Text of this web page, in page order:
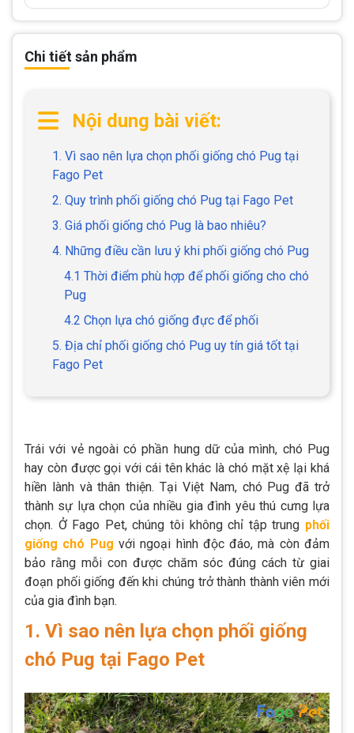
Chi tiết sản phẩm
Nội dung bài viết:
1. Vì sao nên lựa chọn phối giống chó Pug tại
Fago Pet
2. Quy trình phối giống chó Pug tại Fago Pet
3. Giá phối giống chó Pug là bao nhiêu?
4. Những điều cần lưu ý khi phối giống chó Pug
4.1 Thời điểm phù hợp để phối giống cho chó
Pug
4.2 Chọn lựa chó giống đực để phối
5. Địa chỉ phối giống chó Pug uy tín giá tốt tại
Fago Pet
Trái với vẻ ngoài có phần hung dữ của mình, chó Pug
hay còn được gọi với cái tên khác là chó mặt xệ lại khá
hiền lành và thân thiện. Tại Việt Nam, chó Pug đã trở
thành sự lựa chọn của nhiều gia đình yêu thú cưng lựa
chọn. Ở Fago Pet, chúng tôi không chỉ tập trung phối
giống chó Pug với ngoại hình độc đáo, mà còn đảm
bảo rằng mỗi con được chăm sóc đúng cách từ giai
đoạn phối giống đến khi chúng trở thành thành viên mới
của gia đình bạn.
1. Vì sao nên lựa chọn phối giống
chó Pug tại Fago Pet